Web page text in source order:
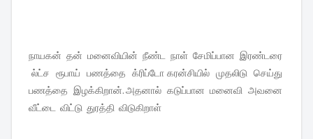
நாயகன் தன் மனைவியின் நீண்ட நாள் சேமிப்பான இரண்டரை
ல்ட்ச ரூபாய் பணத்தை க்ரிப்டோ கரன்சியில் முதலிடு செய்து
பணத்தை இழக்கிறான். அதனால் கடுப்பான மனைவி அவனை
வீட்டை விட்டு துரத்தி விடுகிறாள்